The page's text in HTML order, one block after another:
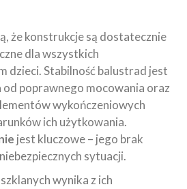
że konstrukcje są dostatecznie
dla wszystkich
dzieci. Stabilność balustrad jest
od poprawnego mocowania oraz
wykończeniowych
ich użytkowania.
jest kluczowe – jego brak
sytuacji.
wynika z ich